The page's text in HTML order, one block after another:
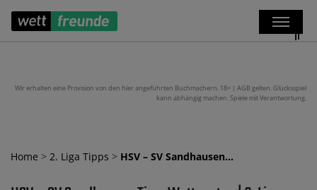
Wir erhalten eine Provision von den hier angeführten Buchmachern. 18+ | AGB gelten. Glücksspiel
kann abhängig machen. Spiele mit Verantwortung.
Home > 2. Liga Tipps > HSV – SV Sandhausen…